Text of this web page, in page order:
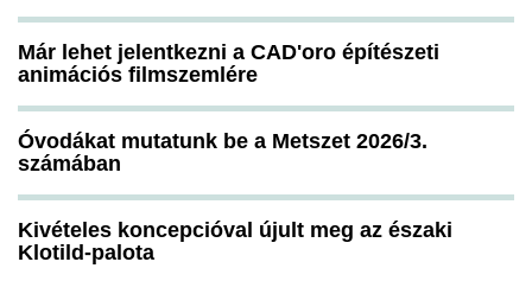
Már lehet jelentkezni a CAD'oro építészeti
animációs filmszemlére
Óvodákat mutatunk be a Metszet 2026/3.
számában
Kivételes koncepcióval újult meg az északi
Klotild-palota